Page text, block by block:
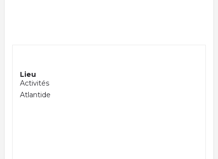
Lieu
Activités
Atlantide